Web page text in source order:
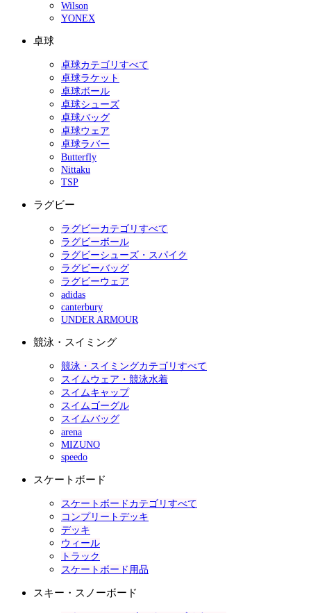
Wilson
YONEX
卓球
卓球カテゴリすべて
卓球ラケット
卓球ボール
卓球シューズ
卓球バッグ
卓球ウェア
卓球ラバー
Butterfly
Nittaku
TSP
ラグビー
ラグビーカテゴリすべて
ラグビーボール
ラグビーシューズ・スパイク
ラグビーバッグ
ラグビーウェア
adidas
canterbury
UNDER ARMOUR
競泳・スイミング
競泳・スイミングカテゴリすべて
スイムウェア・競泳水着
スイムキャップ
スイムゴーグル
スイムバッグ
arena
MIZUNO
speedo
スケートボード
スケートボードカテゴリすべて
コンプリートデッキ
デッキ
ウィール
トラック
スケートボード用品
スキー・スノーボード